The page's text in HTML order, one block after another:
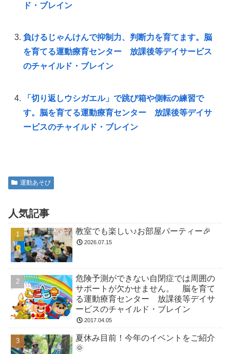
ド・ブレイン
負けるじゃんけんで抑制力、判断力を育てます。脳
を育てる運動療育センター 放課後等デイサービス
のチャイルド・ブレイン
「切り返しウシガエル」で跳び箱や側転の練習で
す。脳を育てる運動療育センター 放課後等デイサ
ービスのチャイルド・ブレイン
運動あそび
人気記事
教室でも楽しい♪お部屋パーティー🎉
2026.07.15
危険予測ができない自閉症では周囲の
サポートが欠かせません。 脳を育て
る運動療育センター 放課後等デイサ
ービスのチャイルド・ブレイン
2017.04.05
夏休み目前！今年のイベントをご紹介
🌞